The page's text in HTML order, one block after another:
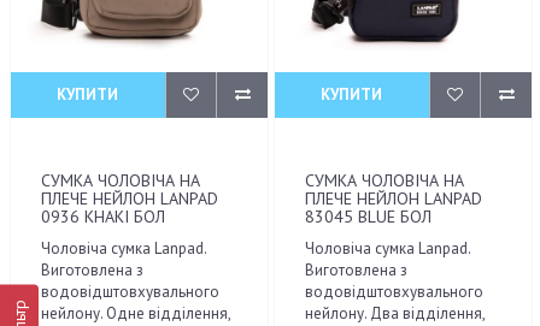
КУПИТИ
СУМКА ЧОЛОВІЧА НА
ПЛЕЧЕ НЕЙЛОН LANPAD
0936 KHAKI БОЛ
Чоловіча сумка Lanpad.
Виготовлена з
водовідштовхувального
нейлону. Одне відділення,
КУПИТИ
СУМКА ЧОЛОВІЧА НА
ПЛЕЧЕ НЕЙЛОН LANPAD
83045 BLUE БОЛ
Чоловіча сумка Lanpad.
Виготовлена з
водовідштовхувального
нейлону. Два відділення,